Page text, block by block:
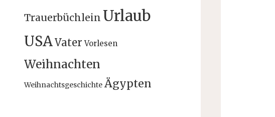
Trauerbüchlein Urlaub
USAVater Vorlesen
Weihnachten
Weihnachtsgeschichte Ägypten